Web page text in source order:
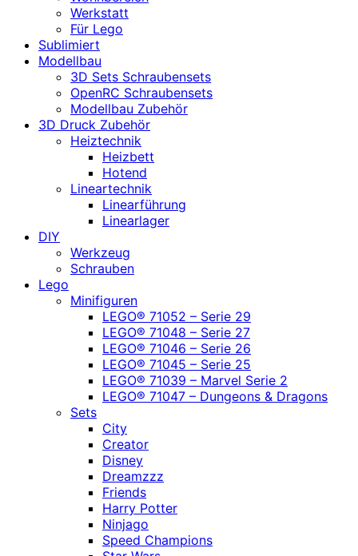
Werkstatt
Für Lego
Sublimiert
Modellbau
3D Sets Schraubensets
OpenRC Schraubensets
Modellbau Zubehör
3D Druck Zubehör
Heiztechnik
Heizbett
Hotend
Lineartechnik
Linearführung
Linearlager
DIY
Werkzeug
Schrauben
Lego
Minifiguren
LEGO® 71052 – Serie 29
LEGO® 71048 – Serie 27
LEGO® 71046 – Serie 26
LEGO® 71045 – Serie 25
LEGO® 71039 – Marvel Serie 2
LEGO® 71047 – Dungeons & Dragons
Sets
City
Creator
Disney
Dreamzzz
Friends
Harry Potter
Ninjago
Speed Champions